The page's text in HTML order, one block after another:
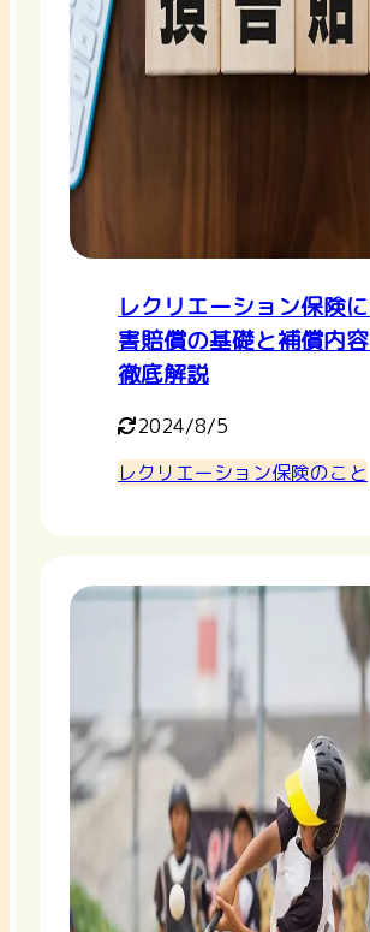
レクリエーション保険
害賠償の基礎と補償内
徹底解説
2024/8/5
レクリエーション保険のこと